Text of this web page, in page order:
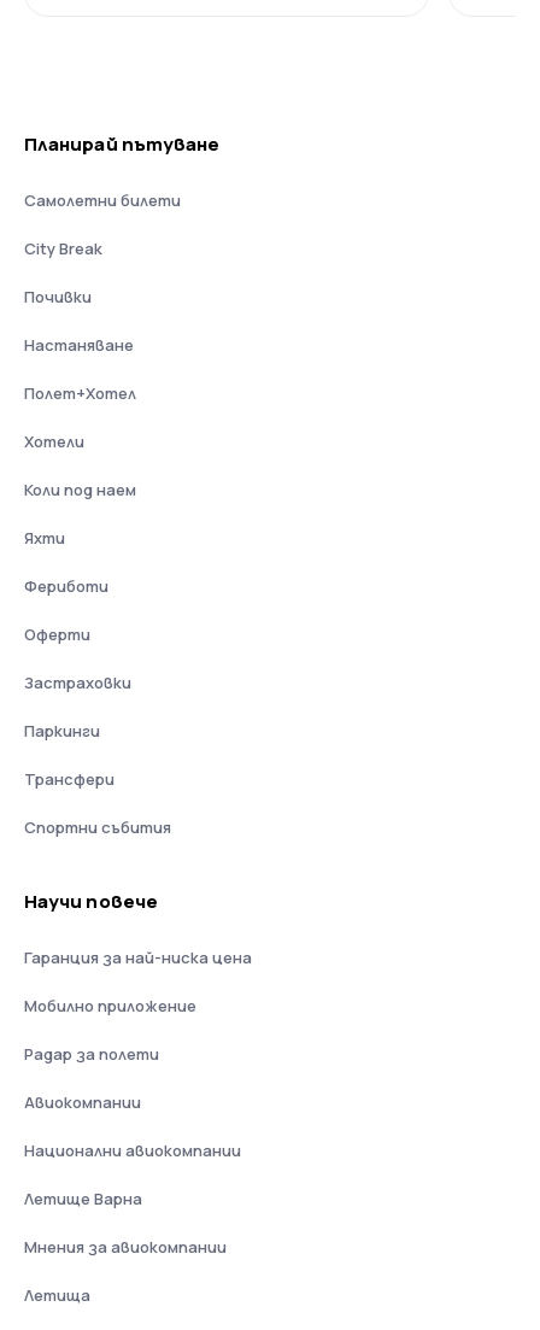
Планирай пътуване
Самолетни билети
City Break
Почивки
Настаняване
Полет+Хотел
Хотели
Коли под наем
Яхти
Фериботи
Оферти
Застраховки
Паркинги
Трансфери
Спортни събития
Научи повече
Гаранция за най-ниска цена
Мобилно приложение
Радар за полети
Авиокомпании
Национални авиокомпании
Летище Варна
Мнения за авиокомпании
Летища